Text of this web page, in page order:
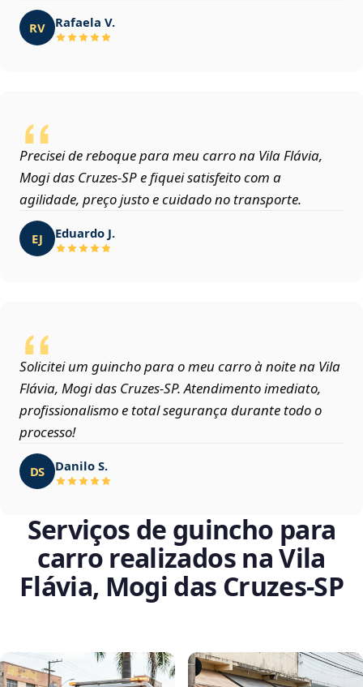
RV Rafaela V.
Precisei de reboque para meu carro na Vila Flávia,
Mogi das Cruzes‑SP e fiquei satisfeito com a
agilidade, preço justo e cuidado no transporte.
EJ Eduardo J.
Solicitei um guincho para o meu carro à noite na Vila
Flávia, Mogi das Cruzes‑SP. Atendimento imediato,
profissionalismo e total segurança durante todo o
processo!
DS Danilo S.
Serviços de guincho para
carro realizados na Vila
Flávia, Mogi das Cruzes‑SP